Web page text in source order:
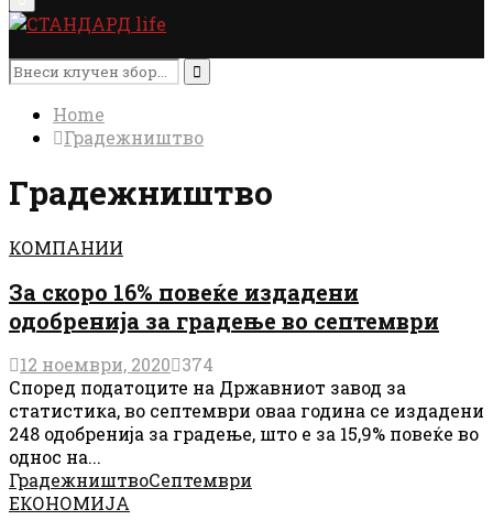
Menu
Search
for:
Search
Home
Градежништво
Градежништво
КОМПАНИИ
За скоро 16% повеќе издадени
одобренија за градење во септември
12 ноември, 2020 374
Според податоците на Државниот завод за
статистика, во септември оваа година се издадени
248 одобренија за градење, што е за 15,9% повеќе во
однос на...
ГрадежништвоСептември
ЕКОНОМИЈА